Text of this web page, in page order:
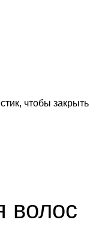
чтобы закрыть
волос